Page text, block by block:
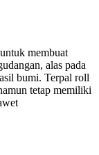
membuat
alas pada
bumi. Terpal roll
tetap memiliki